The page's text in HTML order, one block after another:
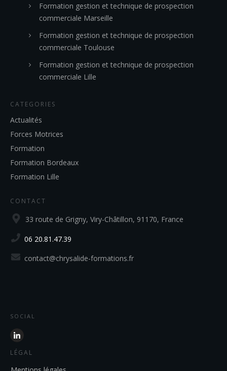
Formation gestion et technique de prospection
commerciale Marseille
Formation gestion et technique de prospection
commerciale Toulouse
Formation gestion et technique de prospection
commerciale Lille
CATEGORIES
Actualités
Forces Motrices
Formation
Formation Bordeaux
Formation Lille
CONTACT
33 route de Grigny, Viry-Châtillon, 91170, France
06 20.81.47.39
contact@chrysalide-formations.fr
SOCIAL
LÉGAL